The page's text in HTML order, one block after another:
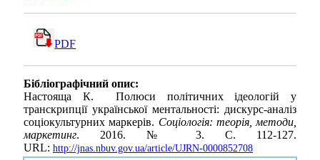
PDF
Бібліографічний опис:
Настояща К. Полюси політичних ідеологій у
транскрипції української ментальності: дискурс-аналіз
соціокультурних маркерів. Соціологія: теорія, методи,
маркетинг. 2016. № 3. С. 112-127.
URL: http://jnas.nbuv.gov.ua/article/UJRN-0000852708